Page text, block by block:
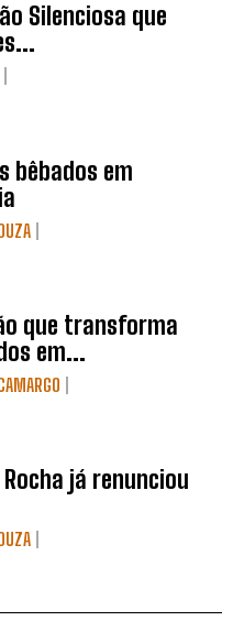
Silenciosa que
bêbados em
que transforma
em...
já renunciou